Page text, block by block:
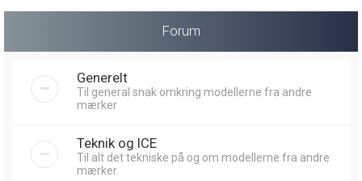
Forum
Generelt
Til general snak omkring modellerne fra andre
mærker
Teknik og ICE
Til alt det tekniske på og om modellerne fra andre
mærker.